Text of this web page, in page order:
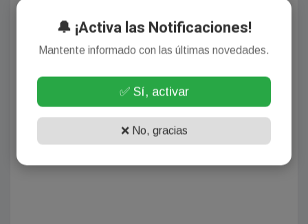
Euro hoy y Euro blue hoy: a cuánto cotiza este martes
Agosto 04, 2026
🔔 ¡Activa las Notificaciones!
Mantente informado con las últimas novedades.
✅ Sí, activar
❌ No, gracias